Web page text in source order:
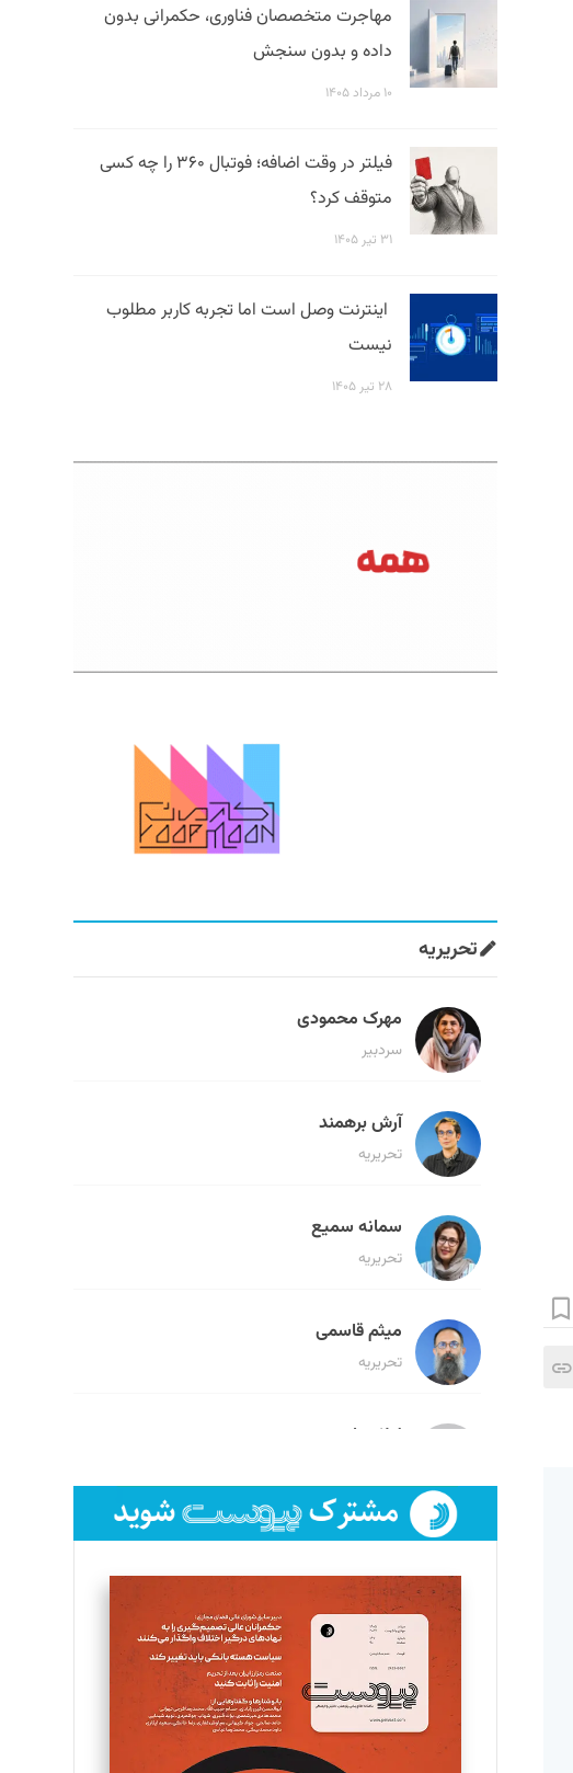
مهاجرت متخصصان فناوری، حکمرانی بدون
داده و بدون سنجش
۱۰ مرداد ۱۴۰۵
فیلتر در وقت اضافه؛ فوتبال ۳۶۰ را چه کسی
متوقف کرد؟
۳۱ تیر ۱۴۰۵
اینترنت وصل است اما تجربه کاربر مطلوب
نیست
۲۸ تیر ۱۴۰۵
تحریریه
مهرک محمودی
سردبیر
آرش برهمند
تحریریه
سمانه سمیع
تحریریه
میثم قاسمی
تحریریه
لیلا حنارود
فائزه فتحی رستمی
تحریریه
سروش کرمیان
تحریریه
مینا پاکدل